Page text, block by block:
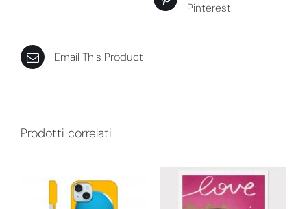
Pinterest
Email This Product
Prodotti correlati